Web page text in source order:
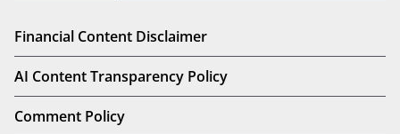
Financial Content Disclaimer
AI Content Transparency Policy
Comment Policy